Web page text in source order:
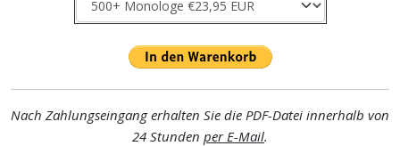
Nach Zahlungseingang erhalten Sie die PDF-Datei innerhalb von
24 Stunden per E-Mail.